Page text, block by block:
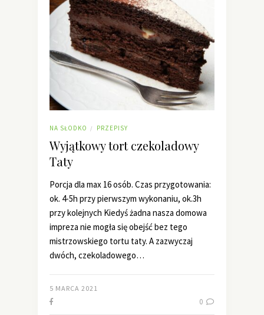
NA SŁODKO / PRZEPISY
Wyjątkowy tort czekoladowy
Taty
Porcja dla max 16 osób. Czas przygotowania:
ok. 4-5h przy pierwszym wykonaniu, ok.3h
przy kolejnych Kiedyś żadna nasza domowa
impreza nie mogła się obejść bez tego
mistrzowskiego tortu taty. A zazwyczaj
dwóch, czekoladowego…
5 MARCA 2021
0